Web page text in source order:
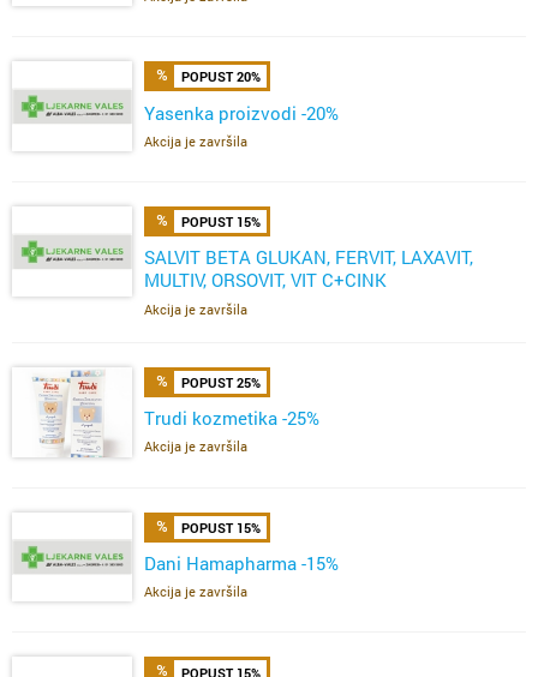
POPUST 20%
Yasenka proizvodi -20%
Akcija je završila
POPUST 15%
SALVIT BETA GLUKAN, FERVIT, LAXAVIT,
MULTIV, ORSOVIT, VIT C+CINK
ŽELE,FERVIT,OMEGA
Akcija je završila
POPUST 25%
Trudi kozmetika -25%
Akcija je završila
POPUST 15%
Dani Hamapharma -15%
Akcija je završila
POPUST 15%